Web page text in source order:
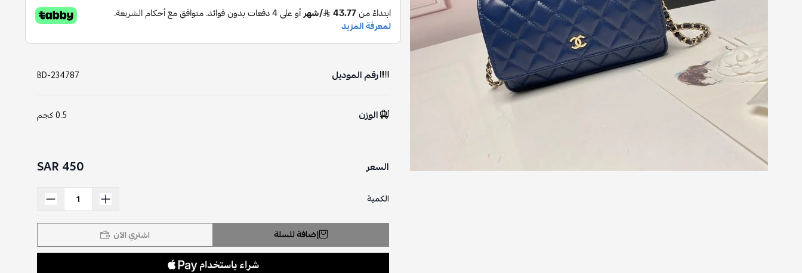
رقم الموديل BD-234787
الوزن 0.5 كجم
السعر 450 SAR
الكمية
إضافة للسلة اشتري الآن